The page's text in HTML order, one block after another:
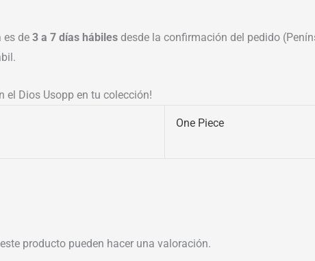
es de 3 a 7 días hábiles desde la confirmación del pedido
el Dios Usopp en tu colección!
One Piece
producto pueden hacer una valoración.